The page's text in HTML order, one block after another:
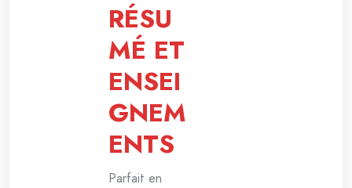
RÉSU
MÉ ET
ENSEI
GNEM
ENTS
Parfait en